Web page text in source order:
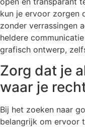
kun je ervoor zorgen
zonder verrassingen
heldere
grafisch ontwerp,
Zorg dat je
waar je
Bij het zoeken naar
belangrijk om ervoor